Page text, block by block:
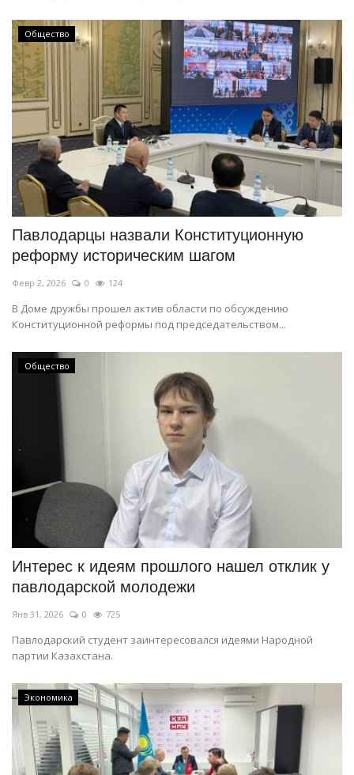
Общество
Павлодарцы назвали Конституционную
реформу историческим шагом
Февр 2, 2026 0 124
В Доме дружбы прошел актив области по обсуждению
Конституционной реформы под председательством...
Общество
Интерес к идеям прошлого нашел отклик у
павлодарской молодежи
Янв 31, 2026 0 725
Павлодарский студент заинтересовался идеями Народной
партии Казахстана.
Экономика